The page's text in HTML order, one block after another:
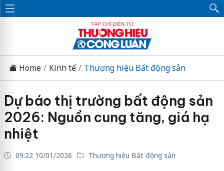
Home Kinh tế Thương hiệu Bất động sản
Dự báo thị trường bất động sản
2026: Nguồn cung tăng, giá hạ
nhiệt
09:22 10/01/2026 Thương hiệu Bất động sản